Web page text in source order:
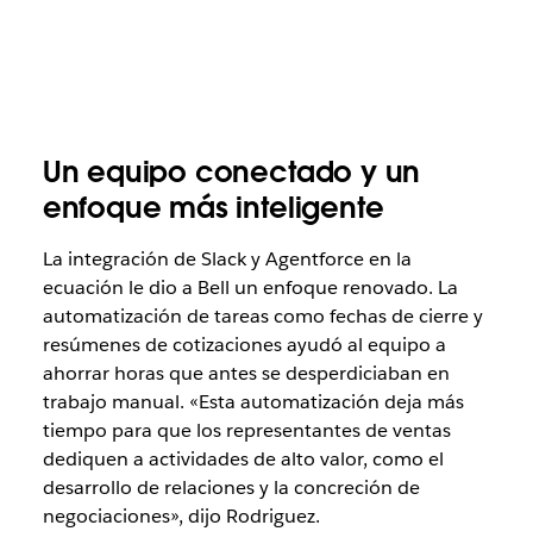
Un equipo conectado y un
enfoque más inteligente
La integración de Slack y Agentforce en la
ecuación le dio a Bell un enfoque renovado. La
automatización de tareas como fechas de cierre y
resúmenes de cotizaciones ayudó al equipo a
ahorrar horas que antes se desperdiciaban en
trabajo manual. «Esta automatización deja más
tiempo para que los representantes de ventas
dediquen a actividades de alto valor, como el
desarrollo de relaciones y la concreción de
negociaciones», dijo Rodriguez.